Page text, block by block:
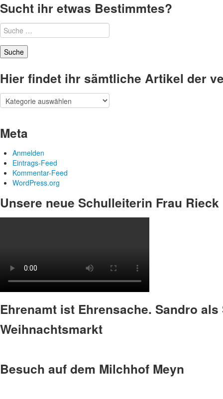
Sucht ihr etwas Bestimmtes?
Suche
nach:
Hier findet ihr sämtliche Artikel der
Hier
findet
sämtliche
Artikel
verschiedenen
Kategorien
Meta
Anmelden
Eintrags-Feed
Kommentar-Feed
WordPress.org
Unsere neue Schulleiterin Frau Rieck
Ehrenamt ist Ehrensache. Sandro
Weihnachtsmarkt
Besuch auf dem Milchhof Meyn